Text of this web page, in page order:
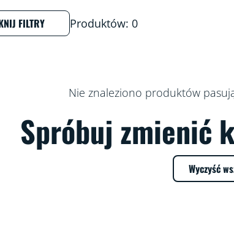
FILTRY Produktów: 0
Nie znaleziono produktów
Spróbuj zmienić
Wyczyść